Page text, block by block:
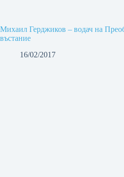
Михаил Герджиков – водач на
въстание
16/02/2017